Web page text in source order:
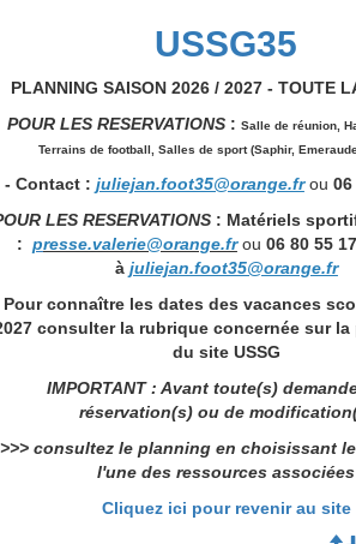
USSG35
PLANNING SAISON 2026 / 2027 - TOUTE
POUR LES RESERVATIONS: Salle de réunion,
Terrains de football, Salles de sport (Saphir,
- Contact : juliejan.foot35@orange.frou 06
LES RESERVATIONS : Matériels
: presse.valerie@orange.frou 06 80 55
à juliejan.foot35@orange.fr
Pour connaître les dates des vacances
consulter la rubrique concernée sur la
du site USSG
IMPORTANT : Avant toute(s)
réservation(s) ou de
>>> consultez le planning en choisissant
l'une des ressources associées
Cliquez ici pour revenir au site